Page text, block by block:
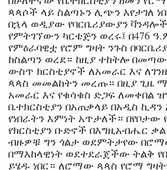
ጳጳሶች ላይ ስልጣኑን ሊጭን እየታገለ
በኋላ ወዲያው የባርቤሪያውያን
የምትገኘውን ካርቴጅን ወረሩ፤ በ476
የምዕራባዊቷ የሮም ግዛት ንጉስ
ከስልጣን ወረደ። ከዚያ ተከትሎ
ውስጥ ክርስቲያኖች ለአመራር እና
ጳጳስ መመልከትን መረጡ። በዚያ ጊዜ
አመራር እና የቁሳቁስ ድጋፍ ለመቀበል
ቤተክርስቲያን በአጠቃላይ በአዲስ
የነበራትን እምነት አጥታለች። በየቦታው
የክርስቲያን ቡድኖች በእግዚአብሔር ቃል
ብዙዎቹ ግን ጎልታ ወደምትታየው
በማእከላዊነት ወደተደራጀችው ትልቅ
ይሄዱ ነበር። ለሮማው ጳጳስ የሮማ